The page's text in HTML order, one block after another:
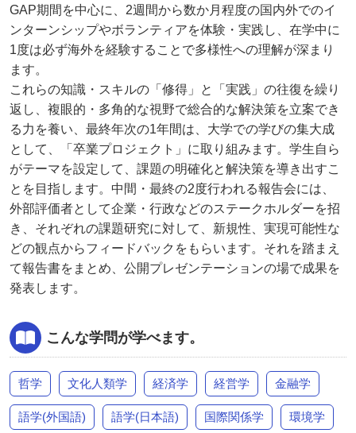
GAP期間を中心に、2週間から数か月程度の国内外でのイ
ンターンシップやボランティアを体験・実践し、在学中に
1度は必ず海外を経験することで多様性への理解が深まり
ます。
これらの知識・スキルの「修得」と「実践」の往復を繰り
返し、複眼的・多角的な視野で総合的な解決策を立案でき
る力を養い、最終年次の1年間は、大学での学びの集大成
として、「卒業プロジェクト」に取り組みます。学生自ら
がテーマを設定して、課題の明確化と解決策を導き出すこ
とを目指します。中間・最終の2度行われる報告会には、
外部評価者として企業・行政などのステークホルダーを招
き、それぞれの課題研究に対して、新規性、実現可能性な
どの観点からフィードバックをもらいます。それを踏まえ
て報告書をまとめ、公開プレゼンテーションの場で成果を
発表します。
こんな学問が学べます。
哲学 文化人類学 経済学 経営学 金融学
語学(外国語) 語学(日本語) 国際関係学 環境学